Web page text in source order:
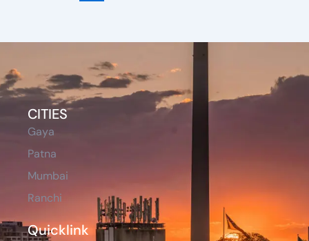
CITIES
Gaya
Patna
Mumbai
Ranchi
Quicklink